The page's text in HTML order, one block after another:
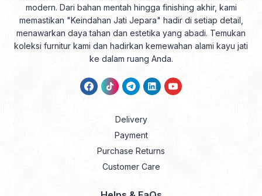
modern. Dari bahan mentah hingga finishing akhir, kami
memastikan "Keindahan Jati Jepara" hadir di setiap detail,
menawarkan daya tahan dan estetika yang abadi. Temukan
koleksi furnitur kami dan hadirkan kemewahan alami kayu jati
ke dalam ruang Anda.
Delivery
Payment
Purchase Returns
Customer Care